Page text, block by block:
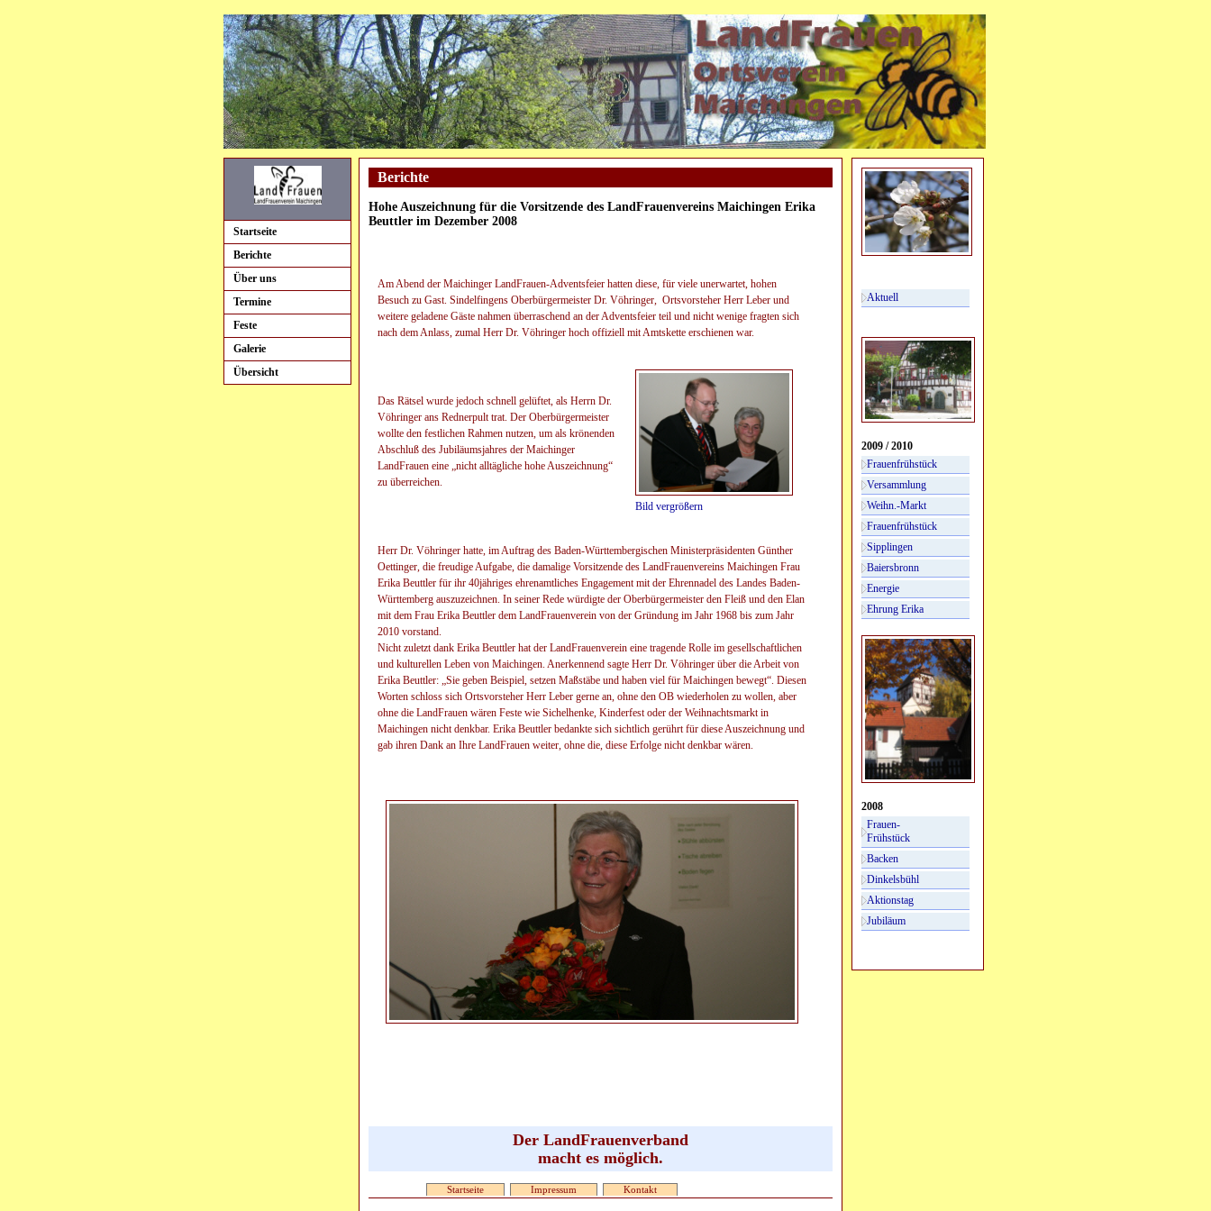
Startseite
Berichte
Über uns
Termine
Feste
Galerie
Übersicht
Berichte
Hohe Auszeichnung für die Vorsitzende des LandFrauenvereins Maichingen Erika
Beuttler im Dezember 2008
Am Abend der Maichinger LandFrauen-Adventsfeier hatten diese, für viele unerwartet, hohen
Besuch zu Gast. Sindelfingens Oberbürgermeister Dr. Vöhringer, Ortsvorsteher Herr Leber und
weitere geladene Gäste nahmen überraschend an der Adventsfeier teil und nicht wenige fragten sich
nach dem Anlass, zumal Herr Dr. Vöhringer hoch offiziell mit Amtskette erschienen war.
Das Rätsel wurde jedoch schnell gelüftet, als Herrn Dr.
Vöhringer ans Rednerpult trat. Der Oberbürgermeister
wollte den festlichen Rahmen nutzen, um als krönenden
Abschluß des Jubiläumsjahres der Maichinger
LandFrauen eine „nicht alltägliche hohe Auszeichnung“
zu überreichen.
Bild vergrößern
Herr Dr. Vöhringer hatte, im Auftrag des Baden-Württembergischen Ministerpräsidenten Günther
Oettinger, die freudige Aufgabe, die damalige Vorsitzende des LandFrauenvereins Maichingen Frau
Erika Beuttler für ihr 40jähriges ehrenamtliches Engagement mit der Ehrennadel des Landes Baden-
Württemberg auszuzeichnen. In seiner Rede würdigte der Oberbürgermeister den Fleiß und den Elan
mit dem Frau Erika Beuttler dem LandFrauenverein von der Gründung im Jahr 1968 bis zum Jahr
2010 vorstand.
Nicht zuletzt dank Erika Beuttler hat der LandFrauenverein eine tragende Rolle im gesellschaftlichen
und kulturellen Leben von Maichingen. Anerkennend sagte Herr Dr. Vöhringer über die Arbeit von
Erika Beuttler: „Sie geben Beispiel, setzen Maßstäbe und haben viel für Maichingen bewegt“. Diesen
Worten schloss sich Ortsvorsteher Herr Leber gerne an, ohne den OB wiederholen zu wollen, aber
ohne die LandFrauen wären Feste wie Sichelhenke, Kinderfest oder der Weihnachtsmarkt in
Maichingen nicht denkbar. Erika Beuttler bedankte sich sichtlich gerührt für diese Auszeichnung und
gab ihren Dank an Ihre LandFrauen weiter, ohne die, diese Erfolge nicht denkbar wären.
Der LandFrauenverband
macht es möglich.
Startseite Impressum Kontakt
Aktuell
2009 / 2010
Frauenfrühstück
Versammlung
Weihn.-Markt
Frauenfrühstück
Sipplingen
Baiersbronn
Energie
Ehrung Erika
2008
Frauen-
Frühstück
Backen
Dinkelsbühl
Aktionstag
Jubiläum